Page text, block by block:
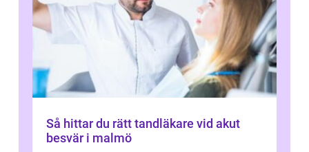
Så hittar du rätt tandläkare vid akut
besvär i malmö